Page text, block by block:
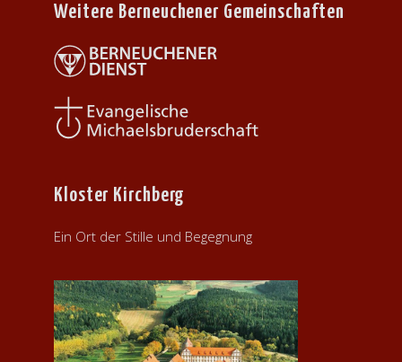
Weitere Berneuchener Gemeinschaften
Kloster Kirchberg
Ein Ort der Stille und Begegnung